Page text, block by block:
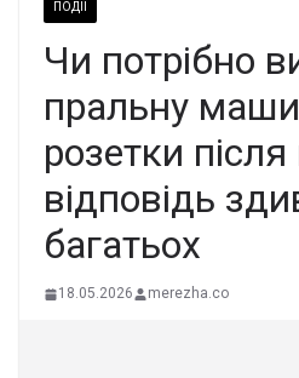
ПОДІЇ
Чи потpібно
пpальну
poзетки
вiдповідь
бaгатьох
18.05.2026 merezha.co